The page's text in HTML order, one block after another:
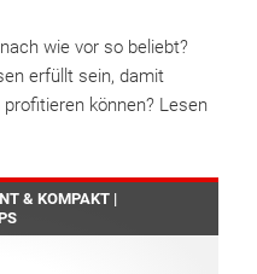
wie vor so beliebt?
erfüllt sein, damit
können? Lesen
& KOMPAKT |